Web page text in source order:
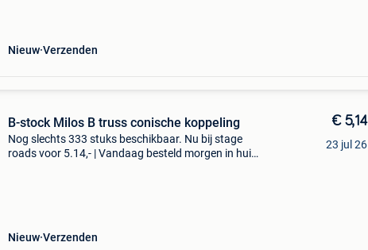
Nieuw Verzenden
B-stock Milos B truss conische koppeling
Nog slechts 333 stuks beschikbaar. Nu bij stage
roads voor 5.14,- | Vandaag besteld morgen in huis
Nieuw Verzenden
€ 5,14
23 jul 26